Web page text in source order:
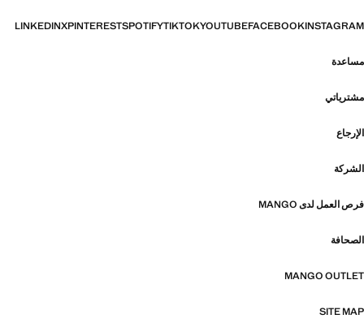
INSTAGRAM
FACEBOOK
YOUTUBE
TIKTOK
SPOTIFY
PINTEREST
X
LINKEDIN
مساعدة
مشترياتي
الإرجاع
الشركة
فرص العمل لدى MANGO
الصحافة
MANGO OUTLET
SITE MAP